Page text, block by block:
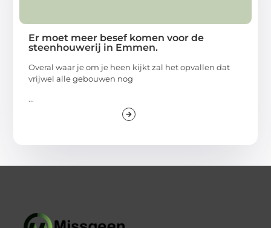
Er moet meer besef komen voor de
steenhouwerij in Emmen.
Overal waar je om je heen kijkt zal het opvallen dat
vrijwel alle gebouwen nog
...